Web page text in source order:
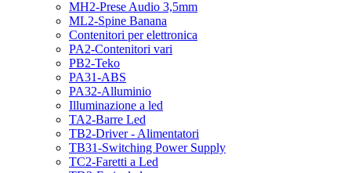
MH2-Prese Audio 3,5mm
ML2-Spine Banana
Contenitori per elettronica
PA2-Contenitori vari
PB2-Teko
PA31-ABS
PA32-Alluminio
Illuminazione a led
TA2-Barre Led
TB2-Driver - Alimentatori
TB31-Switching Power Supply
TC2-Faretti a Led